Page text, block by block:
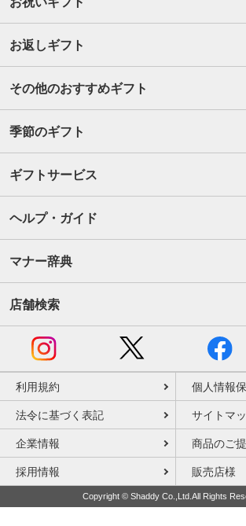
お返しギフト
その他のおすすめギフト
季節のギフト
ギフトサービス
ヘルプ・ガイド
マナー辞典
店舗検索
利用規約 個人情報
法令に基づく表記 サイトマ
企業情報 商品のご
採用情報 販売店様
Copyright © Shaddy Co.,Ltd.All Rights